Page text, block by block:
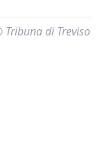
di Treviso